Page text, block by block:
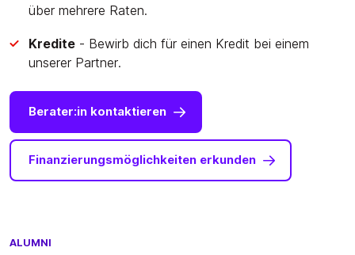
über mehrere Raten.
Kredite - Bewirb dich für einen Kredit bei einem
unserer Partner.
Berater:in kontaktieren
Finanzierungsmöglichkeiten erkunden
ALUMNI